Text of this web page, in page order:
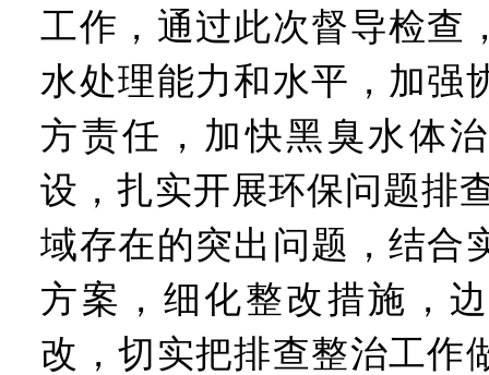
工作，通过此次督导检查
水处理能力和水平，加强
方责任，加快黑臭水体
设，扎实开展环保问题排
域存在的突出问题，结合
方案，细化整改措施，
改，切实把排查整治工作